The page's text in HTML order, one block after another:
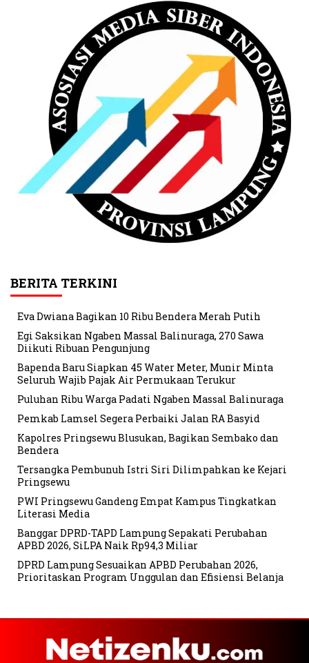
BERITA TERKINI
Eva Dwiana Bagikan 10 Ribu Bendera Merah Putih
Egi Saksikan Ngaben Massal Balinuraga, 270 Sawa
Diikuti Ribuan Pengunjung
Bapenda Baru Siapkan 45 Water Meter, Munir Minta
Seluruh Wajib Pajak Air Permukaan Terukur
Puluhan Ribu Warga Padati Ngaben Massal Balinuraga
Pemkab Lamsel Segera Perbaiki Jalan RA Basyid
Kapolres Pringsewu Blusukan, Bagikan Sembako dan
Bendera
Tersangka Pembunuh Istri Siri Dilimpahkan ke Kejari
Pringsewu
PWI Pringsewu Gandeng Empat Kampus Tingkatkan
Literasi Media
Banggar DPRD-TAPD Lampung Sepakati Perubahan
APBD 2026, SiLPA Naik Rp94,3 Miliar
DPRD Lampung Sesuaikan APBD Perubahan 2026,
Prioritaskan Program Unggulan dan Efisiensi Belanja